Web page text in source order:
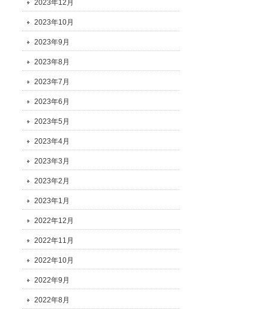
2023年12月
2023年10月
2023年9月
2023年8月
2023年7月
2023年6月
2023年5月
2023年4月
2023年3月
2023年2月
2023年1月
2022年12月
2022年11月
2022年10月
2022年9月
2022年8月